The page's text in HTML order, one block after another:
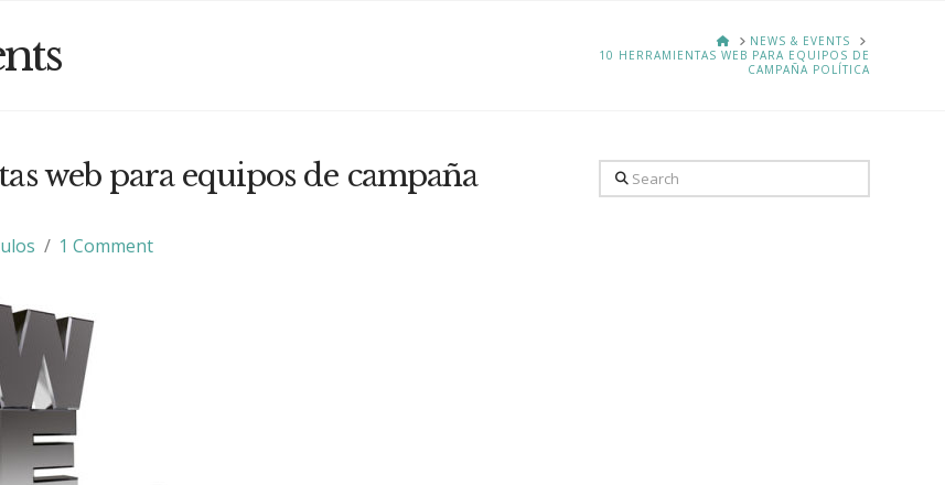
HOMENEWS & EVENTS
10 HERRAMIENTAS WEB PARA EQUIPOS DE
CAMPAÑA POLÍTICA
web para equipos de campaña
1 Comment
Search